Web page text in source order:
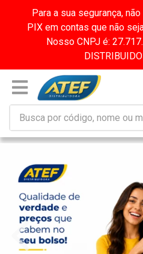
Para a sua segurança,
PIX em contas que não
Nosso CNPJ é: